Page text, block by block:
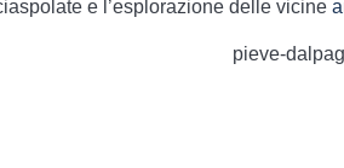
e l’esplorazione delle vicine